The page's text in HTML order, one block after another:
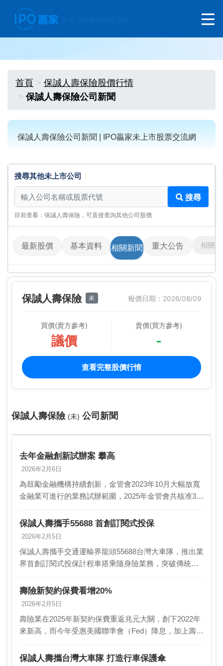
首頁
保誠人壽保險股價行情
保誠人壽保險公司新聞
保誠人壽保險公司新聞 | IPO贏家未上市股票交流網
搜尋其他未上市公司
搜尋其他未上市公司
搜尋
目前查看：保誠人壽保險，可直接查詢其他公司股價
最新股價 基本資料 相關新聞 重大公告 相關影
保誠人壽保險 未 報價日期：2026/08/09
買價(賣方參考)
議價
賣價(買方參考)
-
查看完整股價行情
保誠人壽保險 (未) 公司新聞
去年金融創新試辦案 攀高
2026年2月6日
為鼓勵金融機構持續創新，金管會2023年10月大幅放寬
金融業可進行的業務試辦範圍，2025年金管會共核准32
惠金融，包含玉山銀行的「Proxy Inc…
保誠人壽攜手55688 首創訂閱式投保
2026年2月5日
保誠人壽攜手交通運輸界龍頭55688台灣大車隊，推出業
界首創訂閱式投保計程車搭乘隨身險業務，突破傳統保
人身保險，打造一站式保險保障體驗。民眾只要透…
壽險新契約保費看增20%
2026年2月5日
壽險業在2025年新契約保費重返兆元大關，創下2022年
來新高，而今年受惠美國聯準會（Fed）降息，加上壽險
結構，三大外商壽險董總紛紛看好今年整體業界…
保誠人壽攜台灣大車隊 打造行車保護傘